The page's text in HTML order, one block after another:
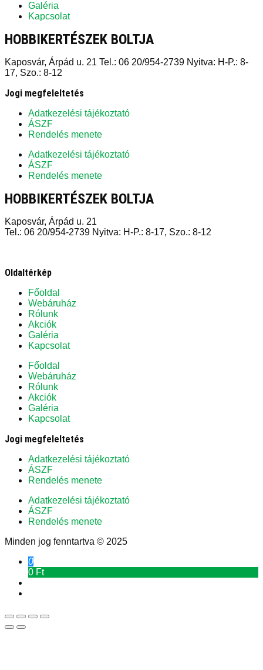
Galéria
Kapcsolat
HOBBIKERTÉSZEK BOLTJA
Kaposvár, Árpád u. 21 Tel.: 06 20/954-2739 Nyitva: H-P.: 8-
17, Szo.: 8-12
Jogi megfeleltetés
Adatkezelési tájékoztató
ÁSZF
Rendelés menete
Adatkezelési tájékoztató
ÁSZF
Rendelés menete
HOBBIKERTÉSZEK BOLTJA
Kaposvár, Árpád u. 21
Tel.: 06 20/954-2739 Nyitva: H-P.: 8-17, Szo.: 8-12
Oldaltérkép
Főoldal
Webáruház
Rólunk
Akciók
Galéria
Kapcsolat
Főoldal
Webáruház
Rólunk
Akciók
Galéria
Kapcsolat
Jogi megfeleltetés
Adatkezelési tájékoztató
ÁSZF
Rendelés menete
Adatkezelési tájékoztató
ÁSZF
Rendelés menete
Minden jog fenntartva © 2025
0
0 Ft